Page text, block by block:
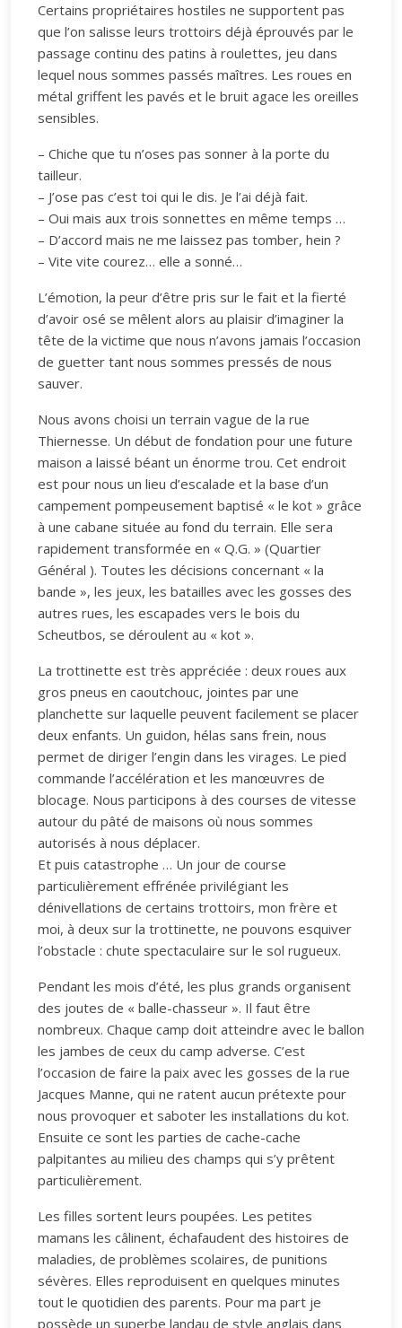
Certains propriétaires hostiles ne supportent pas
que l’on salisse leurs trottoirs déjà éprouvés par le
passage continu des patins à roulettes, jeu dans
lequel nous sommes passés maîtres. Les roues en
métal griffent les pavés et le bruit agace les oreilles
sensibles.
– Chiche que tu n’oses pas sonner à la porte du
tailleur.
– J’ose pas c’est toi qui le dis. Je l’ai déjà fait.
– Oui mais aux trois sonnettes en même temps …
– D’accord mais ne me laissez pas tomber, hein ?
– Vite vite courez… elle a sonné…
L’émotion, la peur d’être pris sur le fait et la fierté
d’avoir osé se mêlent alors au plaisir d’imaginer la
tête de la victime que nous n’avons jamais l’occasion
de guetter tant nous sommes pressés de nous
sauver.
Nous avons choisi un terrain vague de la rue
Thiernesse. Un début de fondation pour une future
maison a laissé béant un énorme trou. Cet endroit
est pour nous un lieu d’escalade et la base d’un
campement pompeusement baptisé « le kot » grâce
à une cabane située au fond du terrain. Elle sera
rapidement transformée en « Q.G. » (Quartier
Général ). Toutes les décisions concernant « la
bande », les jeux, les batailles avec les gosses des
autres rues, les escapades vers le bois du
Scheutbos, se déroulent au « kot ».
La trottinette est très appréciée : deux roues aux
gros pneus en caoutchouc, jointes par une
planchette sur laquelle peuvent facilement se placer
deux enfants. Un guidon, hélas sans frein, nous
permet de diriger l’engin dans les virages. Le pied
commande l’accélération et les manœuvres de
blocage. Nous participons à des courses de vitesse
autour du pâté de maisons où nous sommes
autorisés à nous déplacer.
Et puis catastrophe … Un jour de course
particulièrement effrénée privilégiant les
dénivellations de certains trottoirs, mon frère et
moi, à deux sur la trottinette, ne pouvons esquiver
l’obstacle : chute spectaculaire sur le sol rugueux.
Pendant les mois d’été, les plus grands organisent
des joutes de « balle-chasseur ». Il faut être
nombreux. Chaque camp doit atteindre avec le ballon
les jambes de ceux du camp adverse. C’est
l’occasion de faire la paix avec les gosses de la rue
Jacques Manne, qui ne ratent aucun prétexte pour
nous provoquer et saboter les installations du kot.
Ensuite ce sont les parties de cache-cache
palpitantes au milieu des champs qui s’y prêtent
particulièrement.
Les filles sortent leurs poupées. Les petites
mamans les câlinent, échafaudent des histoires de
maladies, de problèmes scolaires, de punitions
sévères. Elles reproduisent en quelques minutes
tout le quotidien des parents. Pour ma part je
possède un superbe landau de style anglais dans